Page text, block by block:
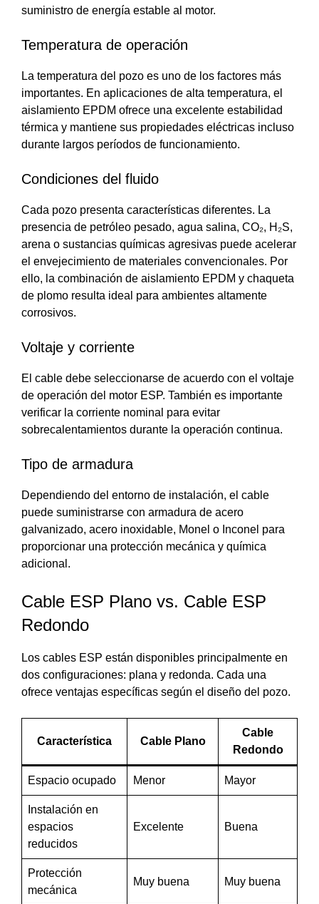
suministro de energía estable al motor.
Temperatura de operación
La temperatura del pozo es uno de los factores más
importantes. En aplicaciones de alta temperatura, el
aislamiento EPDM ofrece una excelente estabilidad
térmica y mantiene sus propiedades eléctricas incluso
durante largos períodos de funcionamiento.
Condiciones del fluido
Cada pozo presenta características diferentes. La
presencia de petróleo pesado, agua salina, CO₂, H₂S,
arena o sustancias químicas agresivas puede acelerar
el envejecimiento de materiales convencionales. Por
ello, la combinación de aislamiento EPDM y chaqueta
de plomo resulta ideal para ambientes altamente
corrosivos.
Voltaje y corriente
El cable debe seleccionarse de acuerdo con el voltaje
de operación del motor ESP. También es importante
verificar la corriente nominal para evitar
sobrecalentamientos durante la operación continua.
Tipo de armadura
Dependiendo del entorno de instalación, el cable
puede suministrarse con armadura de acero
galvanizado, acero inoxidable, Monel o Inconel para
proporcionar una protección mecánica y química
adicional.
Cable ESP Plano vs. Cable ESP
Redondo
Los cables ESP están disponibles principalmente en
dos configuraciones: plana y redonda. Cada una
ofrece ventajas específicas según el diseño del pozo.
Característica Cable Plano
Cable
Redondo
Espacio ocupado Menor Mayor
Instalación en
espacios
reducidos
Excelente Buena
Protección
mecánica
Muy buena Muy buena